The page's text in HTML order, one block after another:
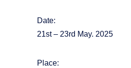
Date:
21st – 23rd May. 2025
Place: